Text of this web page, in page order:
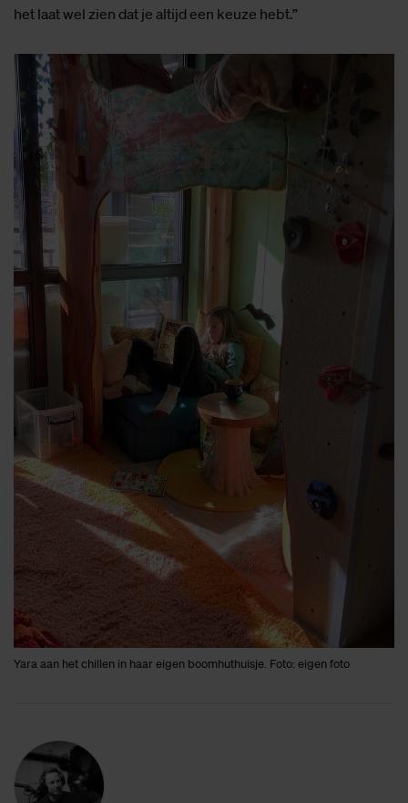
het laat wel zien dat je altijd een keuze hebt.”
Yara aan het chillen in haar eigen boomhuthuisje. Foto: eigen foto